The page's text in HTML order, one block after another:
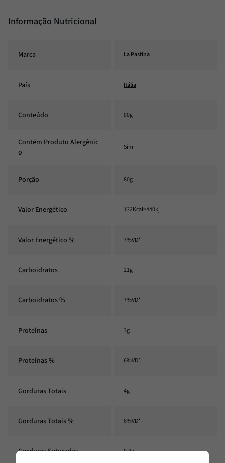
Informação Nutricional
Marca La Pastina
País Itália
Conteúdo 80g
Contém Produto Alergênic
o
Sim
Porção 80g
Valor Energético 132Kcal=440kj
Valor Energético % 7%VD*
Carboidratos 21g
Carboidratos % 7%VD*
Proteínas 3g
Proteínas % 6%VD*
Gorduras Totais 4g
Gorduras Totais % 6%VD*
Gorduras Saturadas 0,4g